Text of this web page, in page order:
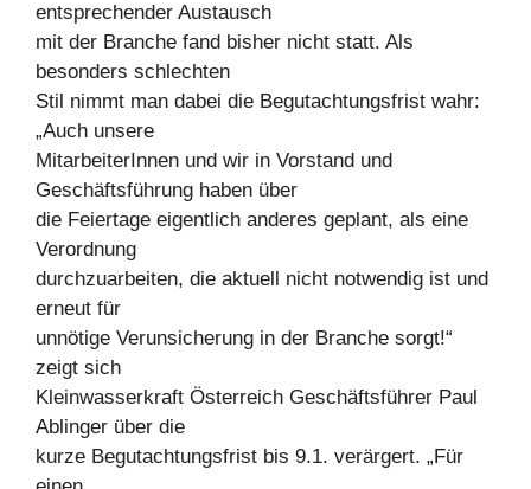
entsprechender Austausch
mit der Branche fand bisher nicht statt. Als
besonders schlechten
Stil nimmt man dabei die Begutachtungsfrist wahr:
„Auch unsere
MitarbeiterInnen und wir in Vorstand und
Geschäftsführung haben über
die Feiertage eigentlich anderes geplant, als eine
Verordnung
durchzuarbeiten, die aktuell nicht notwendig ist und
erneut für
unnötige Verunsicherung in der Branche sorgt!“
zeigt sich
Kleinwasserkraft Österreich Geschäftsführer Paul
Ablinger über die
kurze Begutachtungsfrist bis 9.1. verärgert. „Für